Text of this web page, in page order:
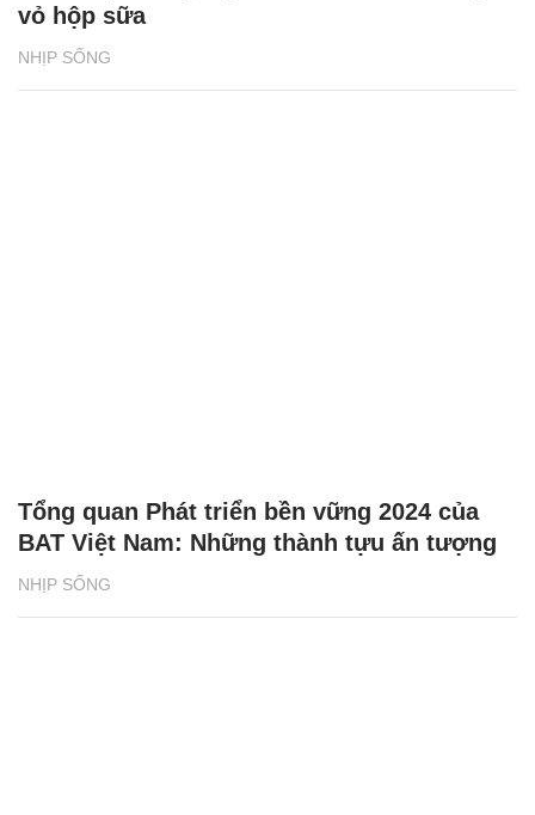
NHỊP SỐNG
vỏ hộp sữa
NHỊP SỐNG
Tổng quan Phát triển bền vững 2024 của
BAT Việt Nam: Những thành tựu ấn tượng